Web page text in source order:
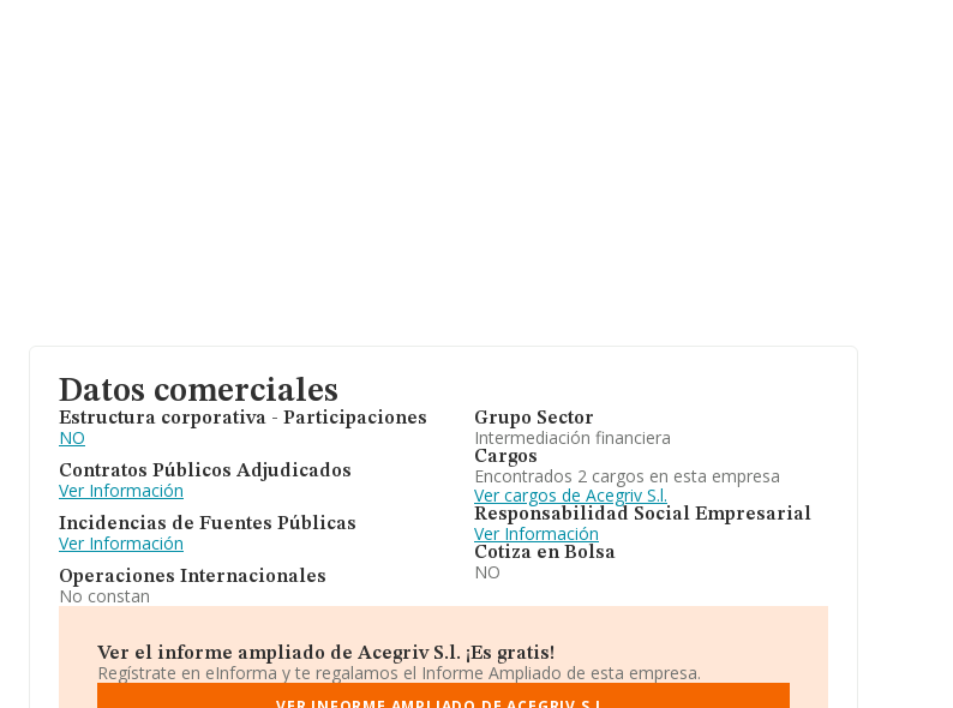
Datos comerciales
Estructura corporativa - Participaciones
NO
Contratos Públicos Adjudicados
Ver Información
Incidencias de Fuentes Públicas
Ver Información
Operaciones Internacionales
No constan
Grupo Sector
Intermediación financiera
Cargos
Encontrados 2 cargos en esta empresa
Ver cargos de Acegriv S.l.
Responsabilidad Social Empresarial
Ver Información
Cotiza en Bolsa
NO
Ver el informe ampliado de Acegriv S.l. ¡Es gratis!
Regístrate en eInforma y te regalamos el Informe Ampliado de esta empresa.